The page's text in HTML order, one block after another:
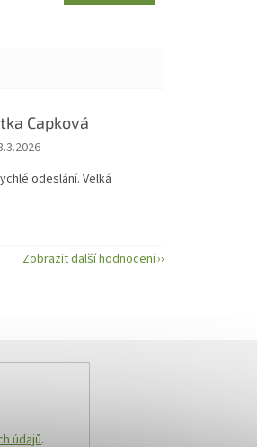
Capková
obchodu je 5 z 5 hvězdiček.
odeslání. Velká
Zobrazit další hodnocení
údajů.